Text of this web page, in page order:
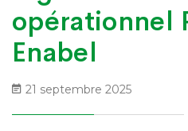
opérationnel
Enabel
21 septembre 2025